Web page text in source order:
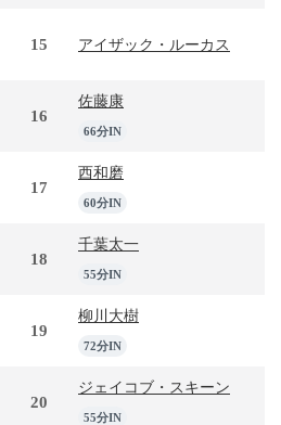
15 アイザック・ルーカス
16
佐藤康
66分IN
17
西和磨
60分IN
18
千葉太一
55分IN
19
柳川大樹
72分IN
20
ジェイコブ・スキーン
55分IN